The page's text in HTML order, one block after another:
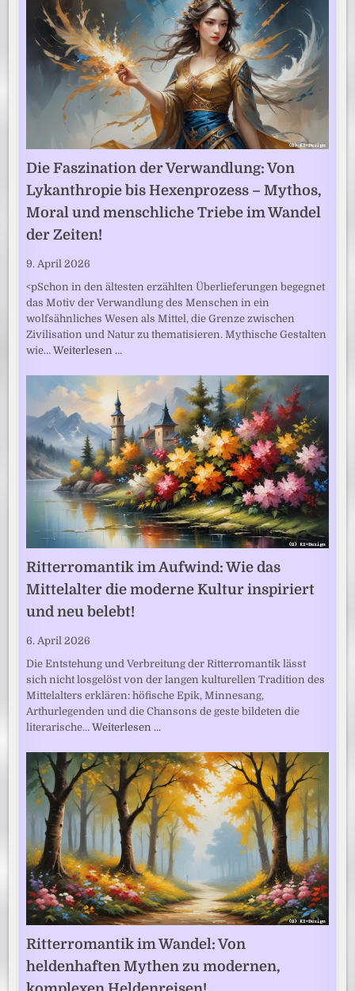
Die Faszination der Verwandlung: Von
Lykanthropie bis Hexenprozess – Mythos,
Moral und menschliche Triebe im Wandel
der Zeiten!
9. April 2026
<pSchon in den ältesten erzählten Überlieferungen begegnet
das Motiv der Verwandlung des Menschen in ein
wolfsähnliches Wesen als Mittel, die Grenze zwischen
Zivilisation und Natur zu thematisieren. Mythische Gestalten
wie…Weiterlesen …
Ritterromantik im Aufwind: Wie das
Mittelalter die moderne Kultur inspiriert
und neu belebt!
6. April 2026
Die Entstehung und Verbreitung der Ritterromantik lässt
sich nicht losgelöst von der langen kulturellen Tradition des
Mittelalters erklären: höfische Epik, Minnesang,
Arthurlegenden und die Chansons de geste bildeten die
literarische…Weiterlesen …
Ritterromantik im Wandel: Von
heldenhaften Mythen zu modernen,